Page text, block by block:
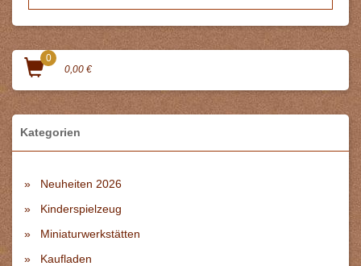
0
0,00 €
Kategorien
Neuheiten 2026
Kinderspielzeug
Miniaturwerkstätten
Kaufladen